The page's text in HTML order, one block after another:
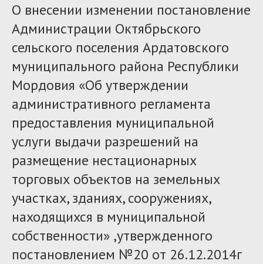
О внесении изменении постановление
Администрации Октябрьского
сельского поселения Ардатовского
муниципального района Республики
Мордовия «Об утверждении
административного регламента
предоставления муниципальной
услуги выдачи разрешений на
размещение нестационарных
торговых объектов на земельных
участках, зданиях, сооружениях,
находящихся в муниципальной
собственности» ,утвержденного
постановлением №20 от 26.12.2014г